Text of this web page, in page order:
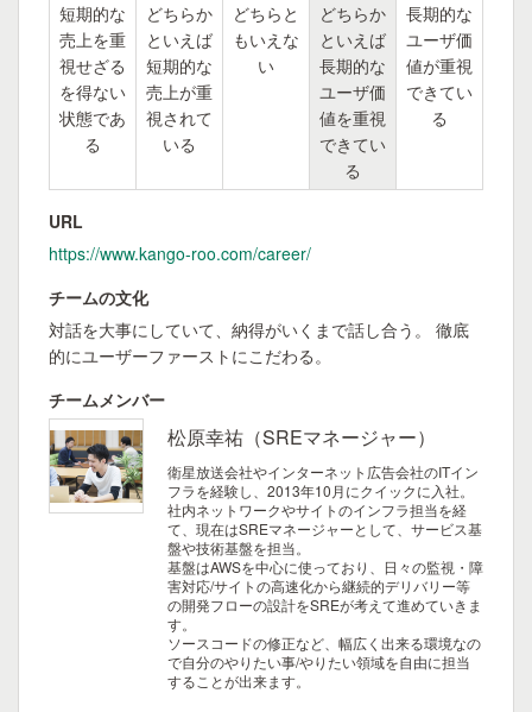
短期的な
売上を重
視せざる
を得ない
状態であ
る
どちらか
といえば
短期的な
売上が重
視されて
いる
どちらと
もいえな
い
どちらか
といえば
長期的な
ユーザ価
値を重視
できてい
る
長期的な
ユーザ価
値が重視
できてい
る
URL
https://www.kango-roo.com/career/
チームの文化
対話を大事にしていて、納得がいくまで話し合う。 徹底
的にユーザーファーストにこだわる。
チームメンバー
松原幸祐（SREマネージャー）
衛星放送会社やインターネット広告会社のITイン
フラを経験し、2013年10月にクイックに入社。
社内ネットワークやサイトのインフラ担当を経
て、現在はSREマネージャーとして、サービス基
盤や技術基盤を担当。
基盤はAWSを中心に使っており、日々の監視・障
害対応/サイトの高速化から継続的デリバリー等
の開発フローの設計をSREが考えて進めていきま
す。
ソースコードの修正など、幅広く出来る環境なの
で自分のやりたい事/やりたい領域を自由に担当
することが出来ます。